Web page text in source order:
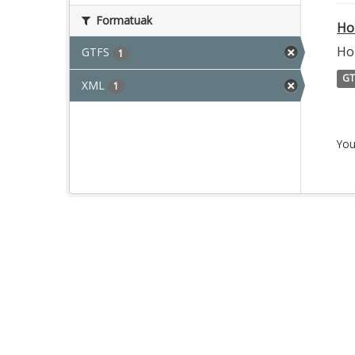
Formatuak
GTFS 1
XML 1